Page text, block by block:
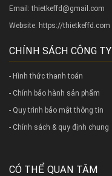
Email: thietkeffd@gmail.com
Website: https://thietkeffd.com
CHÍNH SÁCH CÔNG TY
- Hình thức thanh toán
- Chính bảo hành sản phẩm
- Quy trình bảo mật thông tin
- Chính sách & quy định chung
CÓ THỂ QUAN TÂM